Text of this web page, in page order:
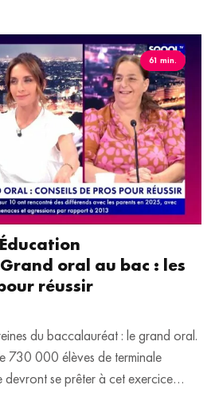
61 min.
oral au bac : les
réussir
du baccalauréat : le grand oral.
730 000 élèves de terminale
se prêter à cet exercice